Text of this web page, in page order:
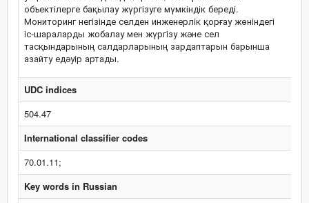
объектілерге бақылау жүргізуге мүмкіндік береді.
Мониторинг негiзiнде селден инженерлiк қорғау жөнiндегi
iс-шараларды жобалау мен жүргiзу және сел
тасқындарының салдарларының зардаптарын барынша
азайту едәуiр артады.
UDC indices
504.47
International classifier codes
70.01.11;
Key words in Russian